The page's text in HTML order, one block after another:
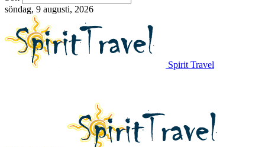
söndag, 9 augusti, 2026
Spirit Travel